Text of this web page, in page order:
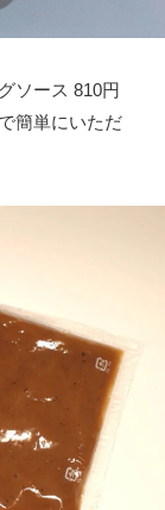
ソース 810円
簡単にいただ